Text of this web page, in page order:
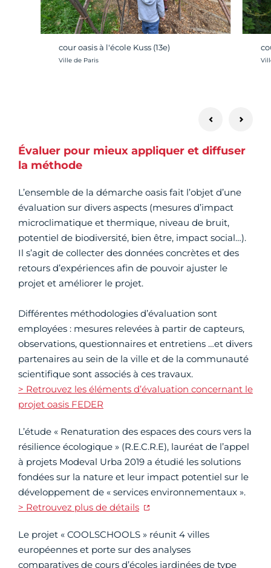
cour oasis à l'école Kuss (13e)
Crédit photo :
Ville de Paris
Évaluer pour mieux appliquer et diffuser
la méthode
L’ensemble de la démarche oasis fait l’objet d’une
évaluation sur divers aspects (mesures d’impact
microclimatique et thermique, niveau de bruit,
potentiel de biodiversité, bien être, impact social…).
Il s’agit de collecter des données concrètes et des
retours d’expériences afin de pouvoir ajuster le
projet et améliorer le projet.
Différentes méthodologies d’évaluation sont
employées : mesures relevées à partir de capteurs,
observations, questionnaires et entretiens …et divers
partenaires au sein de la ville et de la communauté
scientifique sont associés à ces travaux.
> Retrouvez les éléments d’évaluation concernant le
projet oasis FEDER
L’étude « Renaturation des espaces des cours vers la
résilience écologique » (R.E.C.R.E), lauréat de l’appel
à projets Modeval Urba 2019 a étudié les solutions
fondées sur la nature et leur impact potentiel sur le
développement de « services environnementaux ».
> Retrouvez plus de détails
Le projet « COOLSCHOOLS » réunit 4 villes
européennes et porte sur des analyses
comparatives de cours d’écoles jardinées de type